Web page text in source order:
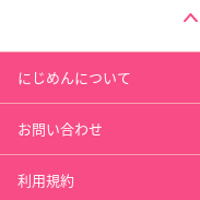
にじめんについて
お問い合わせ
利用規約